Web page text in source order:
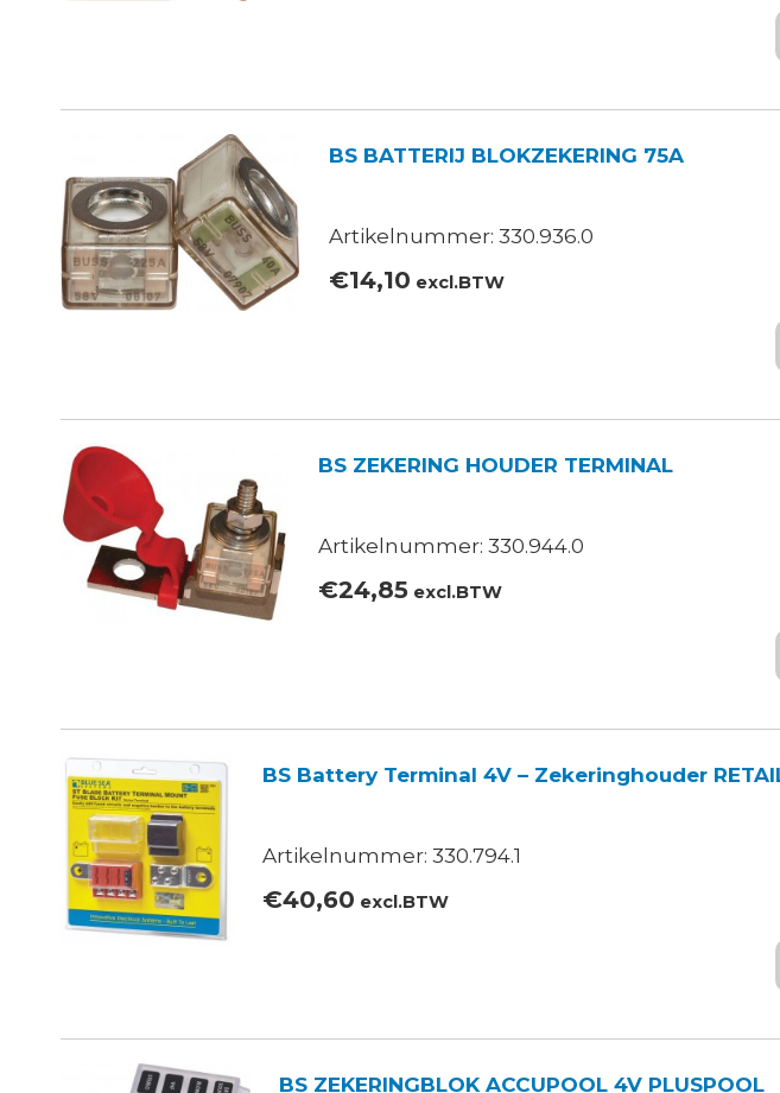
BS BATTERIJ BLOKZEKERING 75A
Artikelnummer: 330.936.0
€14,10 excl.BTW
BS ZEKERING HOUDER TERMINAL
Artikelnummer: 330.944.0
€24,85 excl.BTW
BS Battery Terminal 4V – Zekeringhouder
Artikelnummer: 330.794.1
€40,60 excl.BTW
BS ZEKERINGBLOK ACCUPOOL 4V PLUSPOOL